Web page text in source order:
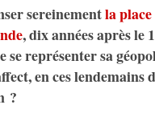
sereinementla
, dix années après le
se représenter sa
en ces lendemains
?